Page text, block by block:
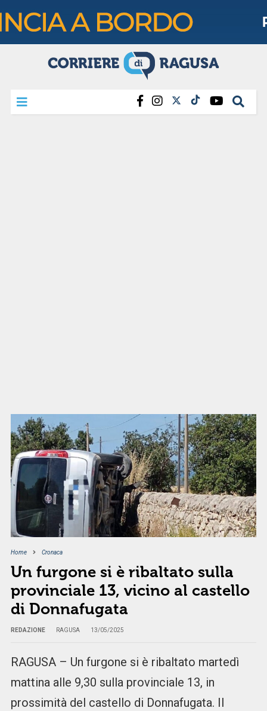
Home Cronaca
Un furgone si è ribaltato sulla
provinciale 13, vicino al castello
di Donnafugata
REDAZIONE RAGUSA 13/05/2025
RAGUSA – Un furgone si è ribaltato martedì
mattina alle 9,30 sulla provinciale 13, in
prossimità del castello di Donnafugata. Il